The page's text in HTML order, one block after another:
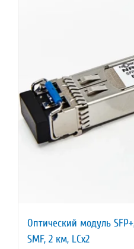
Оптический модуль
SMF, 2 км, LCx2